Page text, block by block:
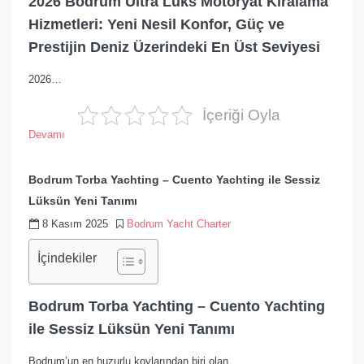
Hizmetleri: Yeni Nesil Konfor, Güç ve
Prestijin Deniz Üzerindeki En Üst Seviyesi
2026…
İçeriği Oyla
Devamı
Bodrum Torba Yachting – Cuento Yachting ile Sessiz
Lüksün Yeni Tanımı
8 Kasım 2025 Bodrum Yacht Charter
İçindekiler
Bodrum Torba Yachting – Cuento Yachting
ile Sessiz Lüksün Yeni Tanımı
Bodrum’un en huzurlu koylarından biri olan…